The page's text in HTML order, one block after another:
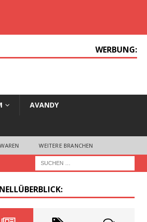
WERBUNG:
AVANDY
WEITERE BRANCHEN